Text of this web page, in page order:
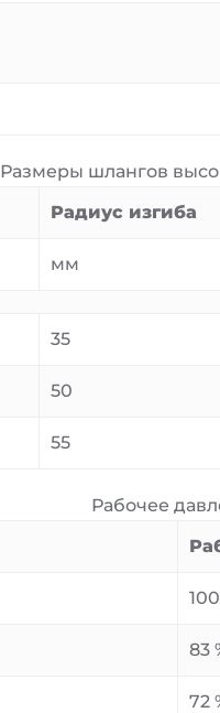
Размеры шлангов
Радиус изгиба
мм
35
50
55
Рабочее
83
72